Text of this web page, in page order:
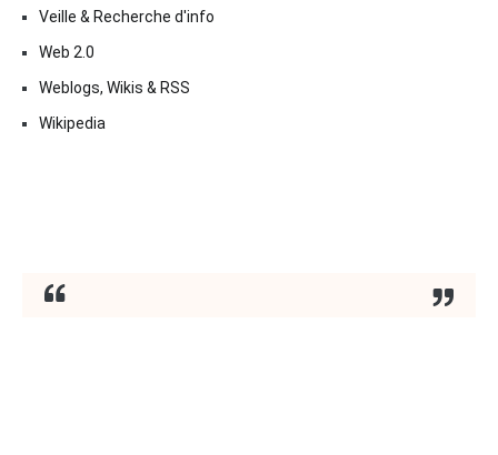
Veille & Recherche d'info
Web 2.0
Weblogs, Wikis & RSS
Wikipedia